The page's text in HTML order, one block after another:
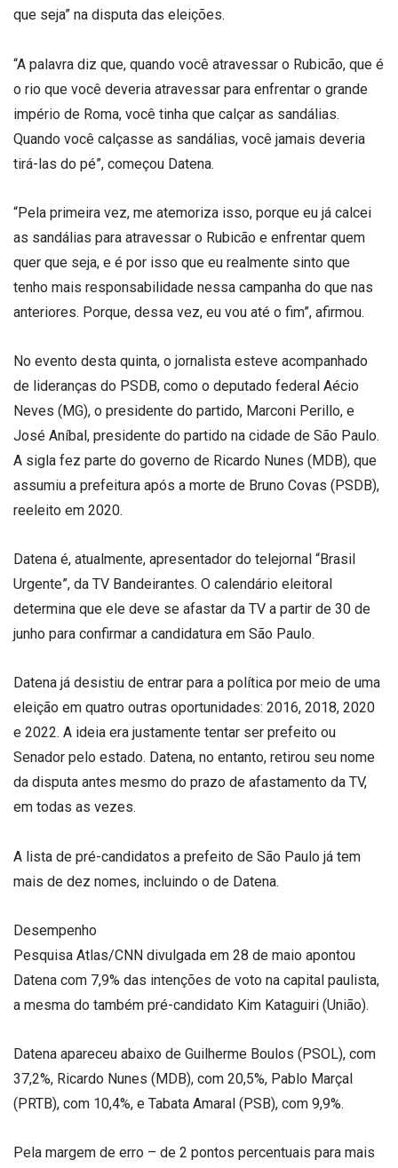
que seja” na disputa das eleições.
“A palavra diz que, quando você atravessar o Rubicão, que é
o rio que você deveria atravessar para enfrentar o grande
império de Roma, você tinha que calçar as sandálias.
Quando você calçasse as sandálias, você jamais deveria
tirá-las do pé”, começou Datena.
“Pela primeira vez, me atemoriza isso, porque eu já calcei
as sandálias para atravessar o Rubicão e enfrentar quem
quer que seja, e é por isso que eu realmente sinto que
tenho mais responsabilidade nessa campanha do que nas
anteriores. Porque, dessa vez, eu vou até o fim”, afirmou.
No evento desta quinta, o jornalista esteve acompanhado
de lideranças do PSDB, como o deputado federal Aécio
Neves (MG), o presidente do partido, Marconi Perillo, e
José Aníbal, presidente do partido na cidade de São Paulo.
A sigla fez parte do governo de Ricardo Nunes (MDB), que
assumiu a prefeitura após a morte de Bruno Covas (PSDB),
reeleito em 2020.
Datena é, atualmente, apresentador do telejornal “Brasil
Urgente”, da TV Bandeirantes. O calendário eleitoral
determina que ele deve se afastar da TV a partir de 30 de
junho para confirmar a candidatura em São Paulo.
Datena já desistiu de entrar para a política por meio de uma
eleição em quatro outras oportunidades: 2016, 2018, 2020
e 2022. A ideia era justamente tentar ser prefeito ou
Senador pelo estado. Datena, no entanto, retirou seu nome
da disputa antes mesmo do prazo de afastamento da TV,
em todas as vezes.
A lista de pré-candidatos a prefeito de São Paulo já tem
mais de dez nomes, incluindo o de Datena.
Desempenho
Pesquisa Atlas/CNN divulgada em 28 de maio apontou
Datena com 7,9% das intenções de voto na capital paulista,
a mesma do também pré-candidato Kim Kataguiri (União).
Datena apareceu abaixo de Guilherme Boulos (PSOL), com
37,2%, Ricardo Nunes (MDB), com 20,5%, Pablo Marçal
(PRTB), com 10,4%, e Tabata Amaral (PSB), com 9,9%.
Pela margem de erro – de 2 pontos percentuais para mais